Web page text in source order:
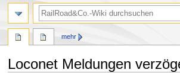
Loconet Meldungen
mehr
Suche